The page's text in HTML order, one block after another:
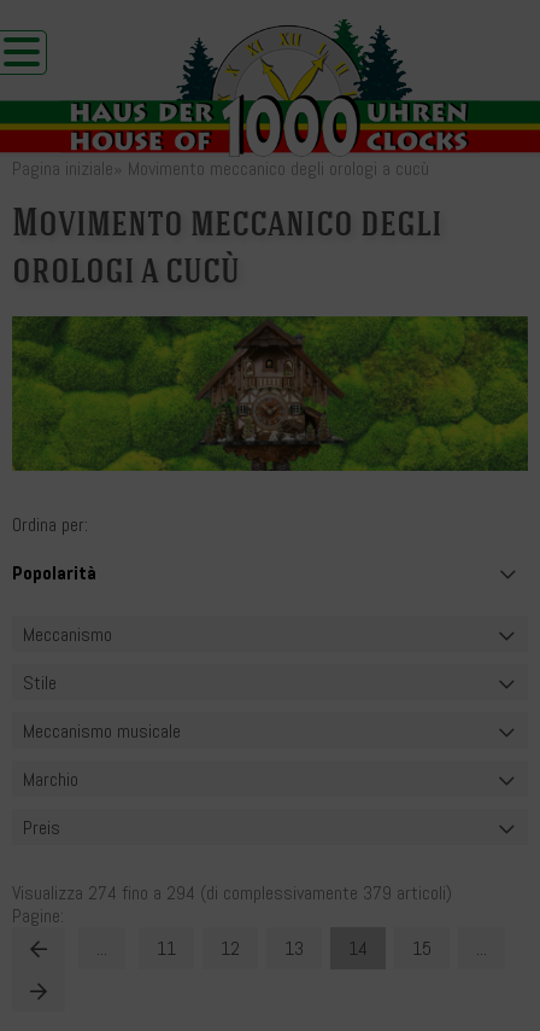
Pagina iniziale» Movimento meccanico degli orologi a cucù
Movimento meccanico degli
orologi a cucù
Ordina per:
Meccanismo
Stile
Meccanismo musicale
Marchio
Preis
Visualizza 274 fino a 294 (di complessivamente 379 articoli)
Pagine:
...
11 12 13 14 15 ...